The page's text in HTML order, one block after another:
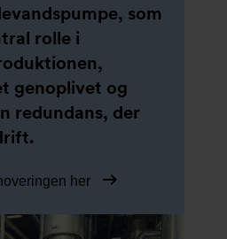
som
rolle i
genoplivet og
redundans, der
her
indmad, faldt
Armatec, der i
også har
en masse
projektet.
og løsninger til en
inden
kraft-
og procesanlæg.